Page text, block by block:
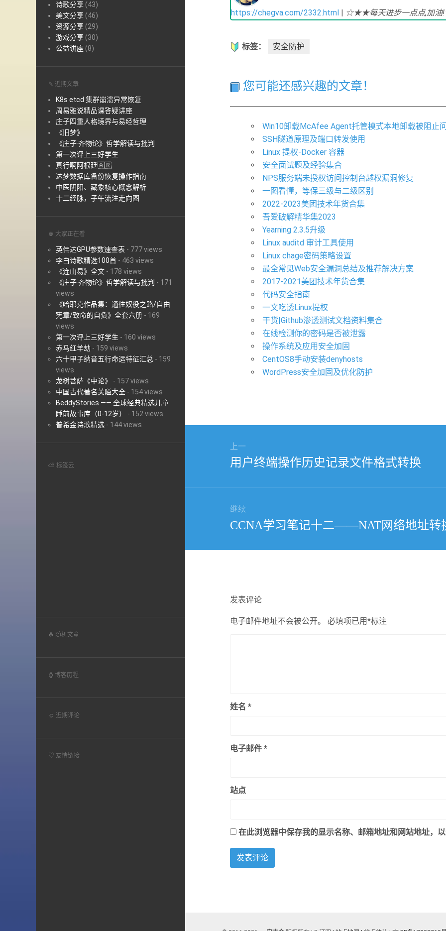
诗歌分享 (43)
美文分享 (46)
资源分享 (29)
游戏分享 (30)
公益讲座 (8)
✎ 近期文章
K8s etcd 集群崩溃异常恢复
周易雅说精品课答疑讲座
庄子四重人格境界与易经哲理
《旧梦》
《庄子·齐物论》哲学解读与批判
第一次评上三好学生
真行啊阿根廷🇦🇷
达梦数据库备份恢复操作指南
中医阴阳、藏象核心概念解析
十二经脉，子午流注走向图
♚ 大家正在看
英伟达GPU参数速查表 - 777 views
李白诗歌精选100首 - 463 views
《连山易》全文 - 178 views
《庄子·齐物论》哲学解读与批判 - 171
views
《哈耶克作品集：通往奴役之路/自由
宪章/致命的自负》全套六册 - 169
views
第一次评上三好学生 - 160 views
赤马红羊劫 - 159 views
六十甲子纳音五行命运特征汇总 - 159
views
龙树菩萨《中论》
- 157 views
中国古代著名关隘大全 - 154 views
BeddyStories —— 全球经典精选儿童
睡前故事库（0-12岁）
- 152 views
普希金诗歌精选 - 144 views
⛅ 标签云
☘ 随机文章
⌚ 博客历程
☺ 近期评论
♡ 友情链接
https://chegva.com/2332.html | ☆★★每天进步一点点,加
标签： 安全防护
您可能还感兴趣的文章！
Win10卸载McAfee Agent托管模式本地卸载被阻止
SSH隧道原理及端口转发使用
Linux 提权-Docker 容器
安全面试题及经验集合
NPS服务端未授权访问控制台越权漏洞修复
一图看懂，等保三级与二级区别
2022-2023美团技术年货合集
吾爱破解精华集2023
Yearning 2.3.5升级
Linux auditd 审计工具使用
Linux chage密码策略设置
最全常见Web安全漏洞总结及推荐解决方案
2017-2021美团技术年货合集
代码安全指南
一文吃透Linux提权
干货|Github渗透测试文档资料集合
在线检测你的密码是否被泄露
操作系统及应用安全加固
CentOS8手动安装denyhosts
WordPress安全加固及优化防护
上一
上
用户终端操作历史记录文件格式转换
继续
下
CCNA学习笔记十二——NAT网络地址转
发表评论
电子邮件地址不会被公开。 必填项已用*标注
姓名 *
电子邮件 *
站点
在此浏览器中保存我的显示名称、邮箱地址和网站地址，